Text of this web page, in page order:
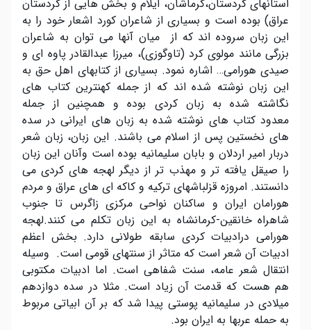
استانهای کردستان،کرماشان، ایلام و بخش هایی از کردستان
عراق) بوده است و بسیاری از شاعران کورد اشعار خود را به
این زبان سروده اند که از میان آنها می توان به شاعران
بزرگی مانند مولوی کرد (تاوگوزی)، میرزا عبدالقادر پاوه ای و
صیدی هورامی… اشاره نمود. بسیاری از کتابهای اهل حق به
این زبان نوشته شده اند که از جمله کهنترین کتاب های
نگاشته شده به زبان کردی بوده و همچنین از جمله
معدود کتاب های نوشته شده به زبان های ایرانی در سده
های نخستین پس از اسلام می باشند. این زبان، زبان شعر
دربار امیر اردلان و بابان سلیمانیه بوده است وآنان این زبان
را صیقل یافته تر و مهذب تر از دیگر لهجه های کردی می
دانستند. امروزه قزلباشهای ترکیه و کاکه ای های عراق و مردم
هورامان ایران و ساکنان نواحی مرکزی زاگرس تا جنوب
شاهراه خانقین-کرمانشاه به این زبان تکلم می کنند.لهجه
هورامی درادبیات کردی سابقه طولانی دارد. بخش اعظم
ادبیات آن شعر است که متاثر از سنتهای قومی است. وسیله
انتقال شعر عامه، سنت شفاهی است. اما ادبیات مکتوبی
هم هست که قدمت آن زیاد است. مثلا در سده دوازدهم
میلادی در سلیمانیه پوستی پیدا شد که بر آن ابیاتی مربوط
به حمله عربها به ایران بود.